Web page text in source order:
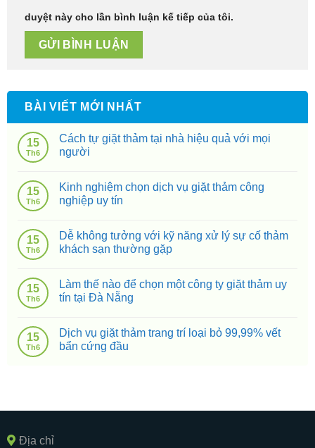
duyệt này cho lần bình luận kế tiếp của tôi.
BÀI VIẾT MỚI NHẤT
15
Th6
Cách tự giặt thảm tại nhà hiệu quả với mọi
người
15
Th6
Kinh nghiệm chọn dịch vụ giặt thảm công
nghiệp uy tín
15
Th6
Dễ không tưởng với kỹ năng xử lý sự cố thảm
khách sạn thường gặp
15
Th6
Làm thế nào để chọn một công ty giặt thảm uy
tín tại Đà Nẵng
15
Th6
Dịch vụ giặt thảm trang trí loại bỏ 99,99% vết
bẩn cứng đầu
Địa chỉ